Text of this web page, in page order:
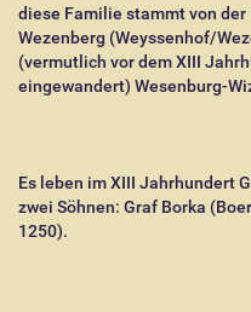
diese Familie stammt von der
Wezenberg (Weyssenhof/
(vermutlich vor dem XIII
eingewandert) Wesenburg-
Es leben im XIII Jahrhundert
zwei Söhnen: Graf Borka
1250).